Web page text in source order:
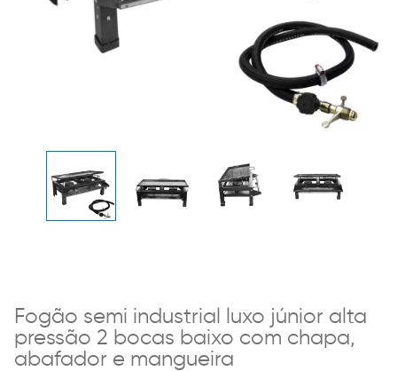
Fogão semi industrial luxo júnior alta
pressão 2 bocas baixo com chapa,
abafador e mangueira